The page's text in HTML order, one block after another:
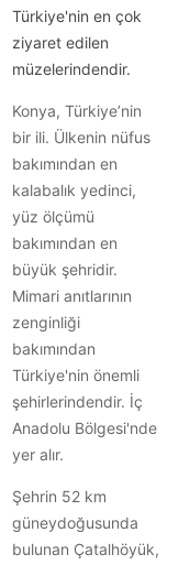
Türkiye'nin en çok
ziyaret edilen
müzelerindendir.
Konya, Türkiye’nin
bir ili. Ülkenin nüfus
bakımından en
kalabalık yedinci,
yüz ölçümü
bakımından en
büyük şehridir.
Mimari anıtlarının
zenginliği
bakımından
Türkiye'nin önemli
şehirlerindendir. İç
Anadolu Bölgesi'nde
yer alır.
Şehrin 52 km
güneydoğusunda
bulunan Çatalhöyük,